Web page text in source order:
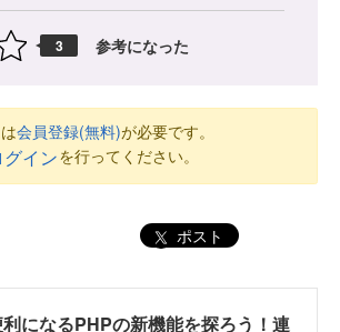
3 参考になった
会員登録(無料)が必要です。
グインを行ってください。
ポスト
になるPHPの新機能を探ろう！連